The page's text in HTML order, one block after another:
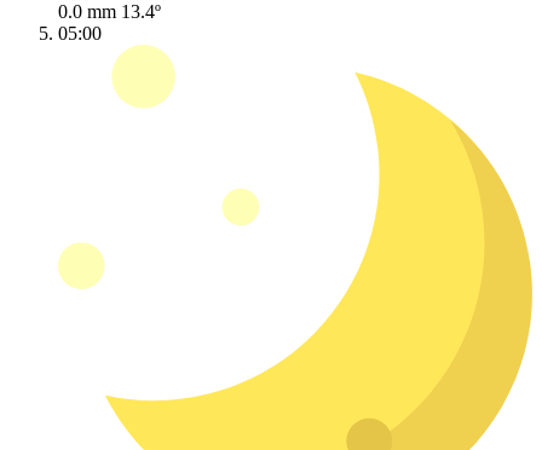
0.0 mm 13.4º
05:00